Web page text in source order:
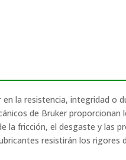
la resistencia, integridad o
de Bruker proporcionan
la fricción, el desgaste y las
resistirán los rigores